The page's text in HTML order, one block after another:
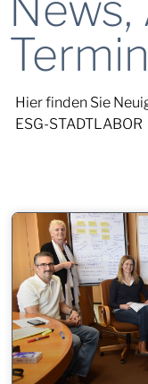
Hier finden Sie
ESG-STADTLABOR